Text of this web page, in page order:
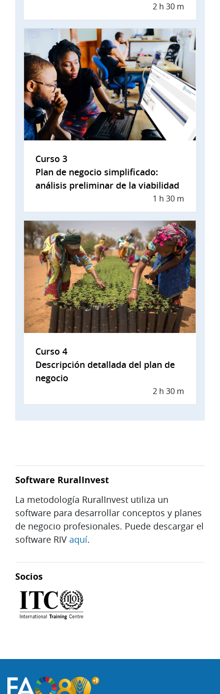
2 h 30 m
Curso 3
Plan de negocio simplificado:
análisis preliminar de la viabilidad
1 h 30 m
Curso 4
Descripción detallada del plan de
negocio
2 h 30 m
Software RuralInvest
La metodología RuralInvest utiliza un
software para desarrollar conceptos y planes
de negocio profesionales. Puede descargar el
software RIV aquí.
Socios